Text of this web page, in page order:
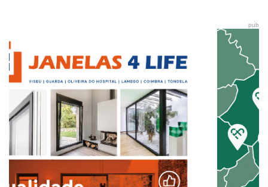
pub